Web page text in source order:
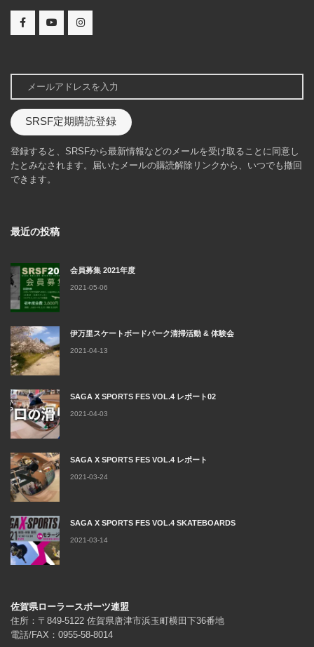
SRSF定期購読登録
登録すると、SRSFから最新情報などのメールを受け取ることに同意し
たとみなされます。届いたメールの購読解除リンクから、いつでも撤回
できます。
最近の投稿
会員募集 2021年度
2021-05-06
伊万里スケートボードパーク清掃活動 & 体験会
2021-04-13
SAGA X SPORTS FES VOL.4 レポート02
2021-04-03
SAGA X SPORTS FES VOL.4 レポート
2021-03-24
SAGA X SPORTS FES VOL.4 SKATEBOARDS
2021-03-14
佐賀県ローラースポーツ連盟
住所：〒849-5122 佐賀県唐津市浜玉町横田下36番地
電話/FAX：0955-58-8014